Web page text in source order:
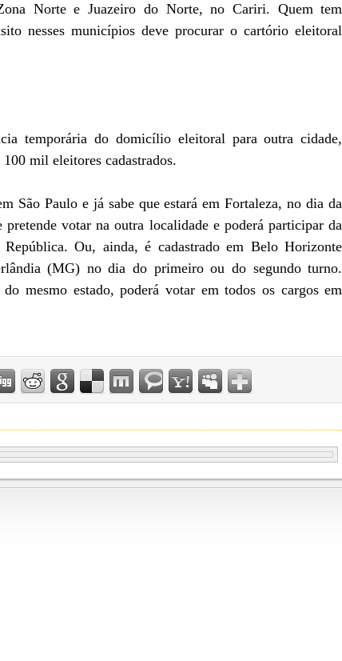
Norte e Juazeiro do Norte, no Cariri. Quem tem
nesses municípios deve procurar o cartório eleitoral
temporária do domicílio eleitoral para outra cidade,
mil eleitores cadastrados.
São Paulo e já sabe que estará em Fortaleza, no dia da
votar na outra localidade e poderá participar da
República. Ou, ainda, é cadastrado em Belo Horizonte
(MG) no dia do primeiro ou do segundo turno.
mesmo estado, poderá votar em todos os cargos em